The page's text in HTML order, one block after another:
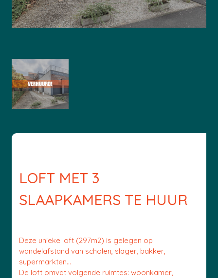
LOFT MET 3
SLAAPKAMERS TE HUUR
Deze unieke loft (297m2) is gelegen op
wandelafstand van scholen, slager, bakker,
supermarkten…
De loft omvat volgende ruimtes: woonkamer,